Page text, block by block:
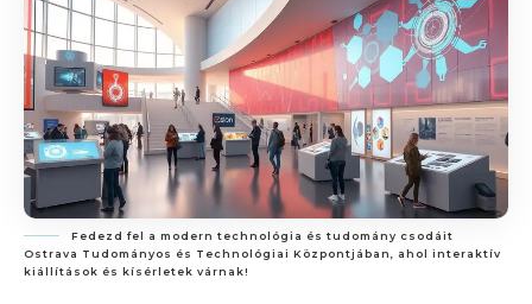
Fedezd fel a modern technológia és tudomány csodáit
Ostrava Tudományos és Technológiai Központjában, ahol interaktív
kiállítások és kísérletek várnak!